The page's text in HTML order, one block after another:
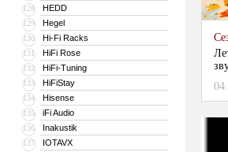
128 HEDD
129 Hegel
130 Hi-Fi Racks
131 HiFi Rose
132 HiFi-Tuning
133 HiFiStay
134 Hisense
135 iFi Audio
136 Inakustik
137 IOTAVX